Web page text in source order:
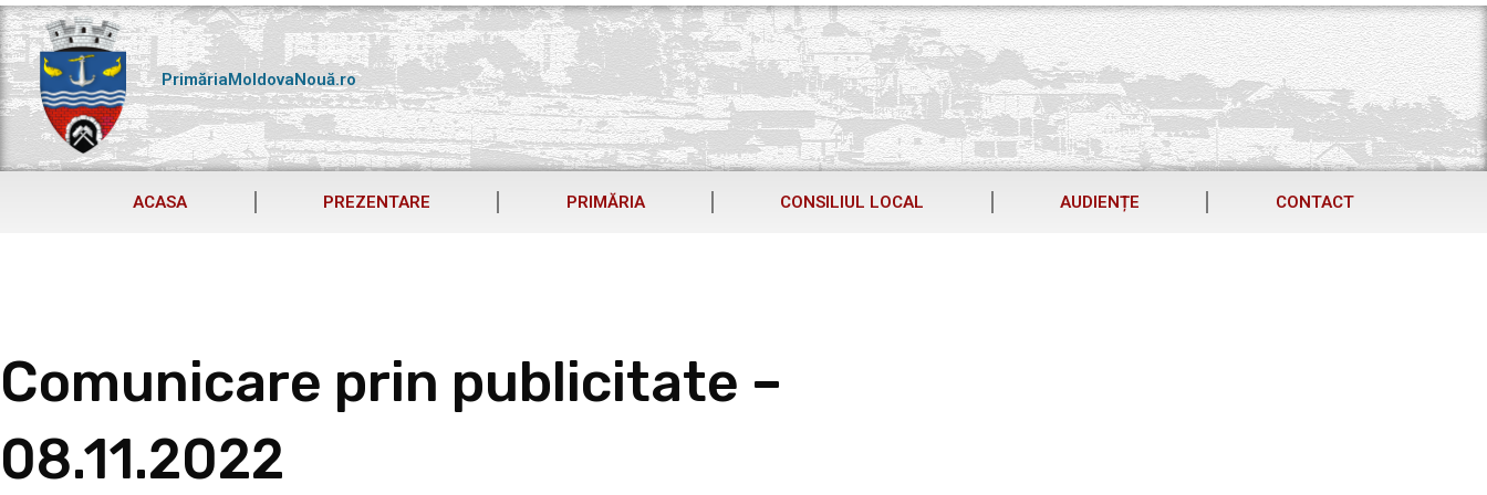
Skip
to
content
PrimăriaMoldovaNouă.ro
ACASA PREZENTARE PRIMĂRIA CONSILIUL LOCAL AUDIENȚE CONTACT
Comunicare prin publicitate –
08.11.2022